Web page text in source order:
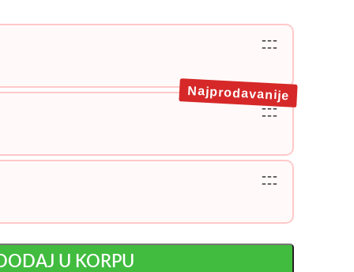
---
---
---
---
Najprodavanije
---
---
U KORPU